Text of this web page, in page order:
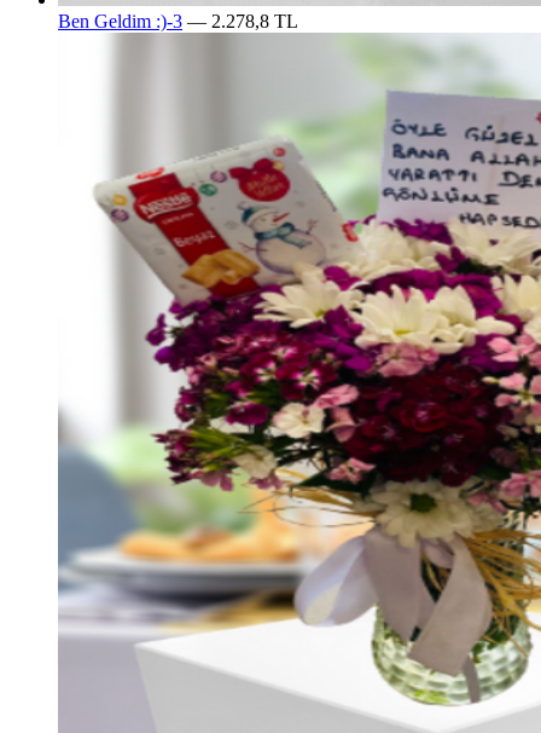
Ben Geldim :)-3 — 2.278,8 TL